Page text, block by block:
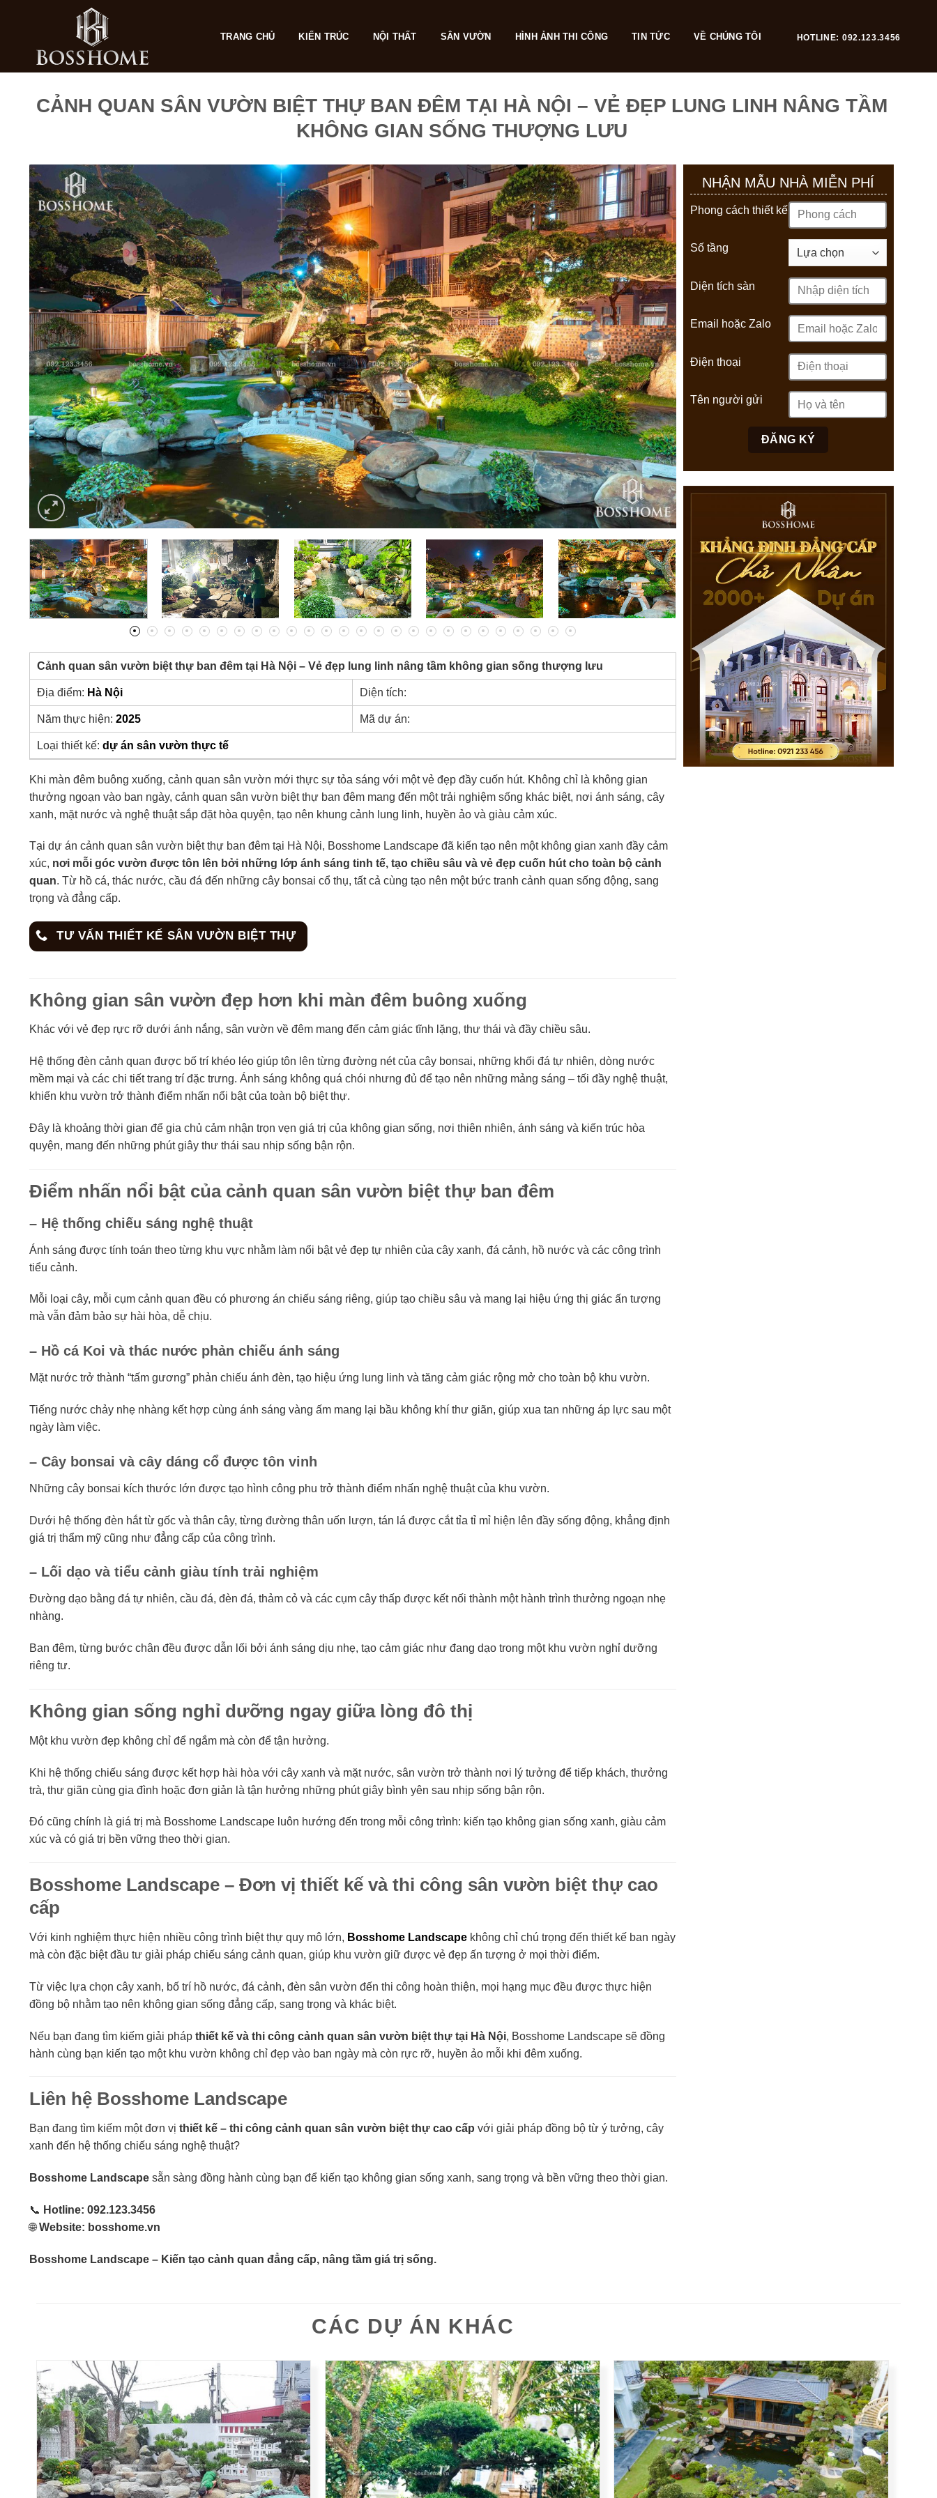
TRANG CHỦ KIẾN TRÚC NỘI THẤT SÂN VƯỜN HÌNH ẢNH THI CÔNG TIN TỨC VỀ CHÚNG TÔI HOTLINE: 092.123.3456
CẢNH QUAN SÂN VƯỜN BIỆT THỰ BAN ĐÊM TẠI HÀ NỘI – VẺ ĐẸP LUNG LINH NÂNG TẦM
KHÔNG GIAN SỐNG THƯỢNG LƯU
Cảnh quan sân vườn biệt thự ban đêm tại Hà Nội – Vẻ đẹp lung linh nâng tầm không gian sống thượng lưu
Địa điểm: Hà Nội Diện tích:
Năm thực hiện: 2025 Mã dự án:
Loại thiết kế: dự án sân vườn thực tế
Khi màn đêm buông xuống, cảnh quan sân vườn mới thực sự tỏa sáng với một vẻ đẹp đầy cuốn hút. Không chỉ là không gian
thưởng ngoạn vào ban ngày, cảnh quan sân vườn biệt thự ban đêm mang đến một trải nghiệm sống khác biệt, nơi ánh sáng, cây
xanh, mặt nước và nghệ thuật sắp đặt hòa quyện, tạo nên khung cảnh lung linh, huyền ảo và giàu cảm xúc.
Tại dự án cảnh quan sân vườn biệt thự ban đêm tại Hà Nội, Bosshome Landscape đã kiến tạo nên một không gian xanh đầy cảm
xúc, nơi mỗi góc vườn được tôn lên bởi những lớp ánh sáng tinh tế, tạo chiều sâu và vẻ đẹp cuốn hút cho toàn bộ cảnh
quan. Từ hồ cá, thác nước, cầu đá đến những cây bonsai cổ thụ, tất cả cùng tạo nên một bức tranh cảnh quan sống động, sang
trọng và đẳng cấp.
TƯ VẤN THIẾT KẾ SÂN VƯỜN BIỆT THỰ
Không gian sân vườn đẹp hơn khi màn đêm buông xuống
Khác với vẻ đẹp rực rỡ dưới ánh nắng, sân vườn về đêm mang đến cảm giác tĩnh lặng, thư thái và đầy chiều sâu.
Hệ thống đèn cảnh quan được bố trí khéo léo giúp tôn lên từng đường nét của cây bonsai, những khối đá tự nhiên, dòng nước
mềm mại và các chi tiết trang trí đặc trưng. Ánh sáng không quá chói nhưng đủ để tạo nên những mảng sáng – tối đầy nghệ thuật,
khiến khu vườn trở thành điểm nhấn nổi bật của toàn bộ biệt thự.
Đây là khoảng thời gian để gia chủ cảm nhận trọn vẹn giá trị của không gian sống, nơi thiên nhiên, ánh sáng và kiến trúc hòa
quyện, mang đến những phút giây thư thái sau nhịp sống bận rộn.
Điểm nhấn nổi bật của cảnh quan sân vườn biệt thự ban đêm
– Hệ thống chiếu sáng nghệ thuật
Ánh sáng được tính toán theo từng khu vực nhằm làm nổi bật vẻ đẹp tự nhiên của cây xanh, đá cảnh, hồ nước và các công trình
tiểu cảnh.
Mỗi loại cây, mỗi cụm cảnh quan đều có phương án chiếu sáng riêng, giúp tạo chiều sâu và mang lại hiệu ứng thị giác ấn tượng
mà vẫn đảm bảo sự hài hòa, dễ chịu.
– Hồ cá Koi và thác nước phản chiếu ánh sáng
Mặt nước trở thành “tấm gương” phản chiếu ánh đèn, tạo hiệu ứng lung linh và tăng cảm giác rộng mở cho toàn bộ khu vườn.
Tiếng nước chảy nhẹ nhàng kết hợp cùng ánh sáng vàng ấm mang lại bầu không khí thư giãn, giúp xua tan những áp lực sau một
ngày làm việc.
– Cây bonsai và cây dáng cổ được tôn vinh
Những cây bonsai kích thước lớn được tạo hình công phu trở thành điểm nhấn nghệ thuật của khu vườn.
Dưới hệ thống đèn hắt từ gốc và thân cây, từng đường thân uốn lượn, tán lá được cắt tỉa tỉ mỉ hiện lên đầy sống động, khẳng định
giá trị thẩm mỹ cũng như đẳng cấp của công trình.
– Lối dạo và tiểu cảnh giàu tính trải nghiệm
Đường dạo bằng đá tự nhiên, cầu đá, đèn đá, thảm cỏ và các cụm cây thấp được kết nối thành một hành trình thưởng ngoạn nhẹ
nhàng.
Ban đêm, từng bước chân đều được dẫn lối bởi ánh sáng dịu nhẹ, tạo cảm giác như đang dạo trong một khu vườn nghỉ dưỡng
riêng tư.
Không gian sống nghỉ dưỡng ngay giữa lòng đô thị
Một khu vườn đẹp không chỉ để ngắm mà còn để tận hưởng.
Khi hệ thống chiếu sáng được kết hợp hài hòa với cây xanh và mặt nước, sân vườn trở thành nơi lý tưởng để tiếp khách, thưởng
trà, thư giãn cùng gia đình hoặc đơn giản là tận hưởng những phút giây bình yên sau nhịp sống bận rộn.
Đó cũng chính là giá trị mà Bosshome Landscape luôn hướng đến trong mỗi công trình: kiến tạo không gian sống xanh, giàu cảm
xúc và có giá trị bền vững theo thời gian.
Bosshome Landscape – Đơn vị thiết kế và thi công sân vườn biệt thự cao
cấp
Với kinh nghiệm thực hiện nhiều công trình biệt thự quy mô lớn, Bosshome Landscape không chỉ chú trọng đến thiết kế ban ngày
mà còn đặc biệt đầu tư giải pháp chiếu sáng cảnh quan, giúp khu vườn giữ được vẻ đẹp ấn tượng ở mọi thời điểm.
Từ việc lựa chọn cây xanh, bố trí hồ nước, đá cảnh, đèn sân vườn đến thi công hoàn thiện, mọi hạng mục đều được thực hiện
đồng bộ nhằm tạo nên không gian sống đẳng cấp, sang trọng và khác biệt.
Nếu bạn đang tìm kiếm giải pháp thiết kế và thi công cảnh quan sân vườn biệt thự tại Hà Nội, Bosshome Landscape sẽ đồng
hành cùng bạn kiến tạo một khu vườn không chỉ đẹp vào ban ngày mà còn rực rỡ, huyền ảo mỗi khi đêm xuống.
Liên hệ Bosshome Landscape
Bạn đang tìm kiếm một đơn vị thiết kế – thi công cảnh quan sân vườn biệt thự cao cấp với giải pháp đồng bộ từ ý tưởng, cây
xanh đến hệ thống chiếu sáng nghệ thuật?
Bosshome Landscape sẵn sàng đồng hành cùng bạn để kiến tạo không gian sống xanh, sang trọng và bền vững theo thời gian.
📞 Hotline: 092.123.3456
🌐Website: bosshome.vn
Bosshome Landscape – Kiến tạo cảnh quan đẳng cấp, nâng tầm giá trị sống.
NHẬN MẪU NHÀ MIỄN PHÍ
Phong cách thiết kế
Số tầng
Diện tích sàn
Email hoặc Zalo
Điện thoại
Tên người gửi
CÁC DỰ ÁN KHÁC